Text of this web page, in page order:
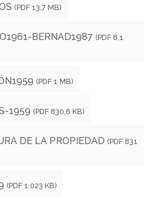
(PDF 13,7 MB)
BERNAD1987 (PDF 8,1
(PDF 1 MB)
1959 (PDF 830,6 KB)
DE LA PROPIEDAD (PDF 831
(PDF 1.023 KB)